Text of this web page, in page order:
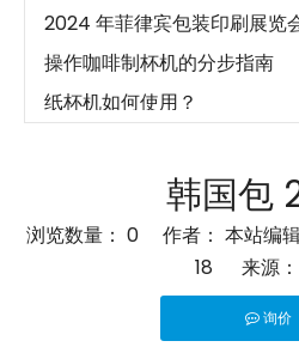
2024 年菲律宾包装印刷展览
操作咖啡制杯机的分步指南
纸杯机如何使用？
什么是高速制杯机
纸杯机如何操作？
全伺服驱动技术如何改变杯子
纸杯机是如何工作的？
探索高速制杯机的优势
韩国包
浏览数量： 0作者： 本站编
18 来源：
询价